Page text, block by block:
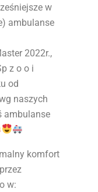
w
ambulanse
2022r.,
z o o i
od
naszych
ambulanse
komfort
w: